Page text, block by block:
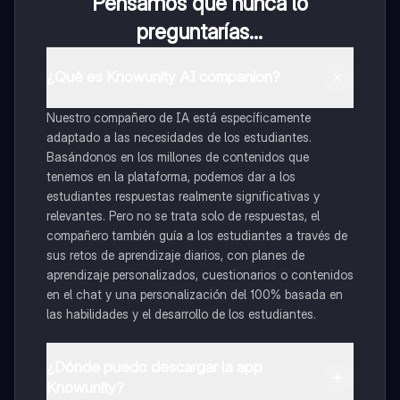
preguntarías...
Nuestro compañero de IA está específicamente
adaptado a las necesidades de los estudiantes.
Basándonos en los millones de contenidos que
tenemos en la plataforma, podemos dar a los
estudiantes respuestas realmente significativas y
relevantes. Pero no se trata solo de respuestas, el
compañero también guía a los estudiantes a través de
sus retos de aprendizaje diarios, con planes de
aprendizaje personalizados, cuestionarios o contenidos
en el chat y una personalización del 100% basada en
las habilidades y el desarrollo de los estudiantes.